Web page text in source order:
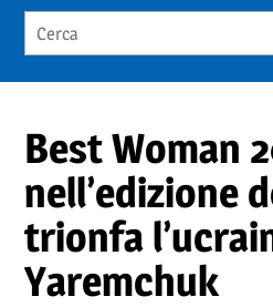
Best Woman
nell’edizione
trionfa
Yaremchuk